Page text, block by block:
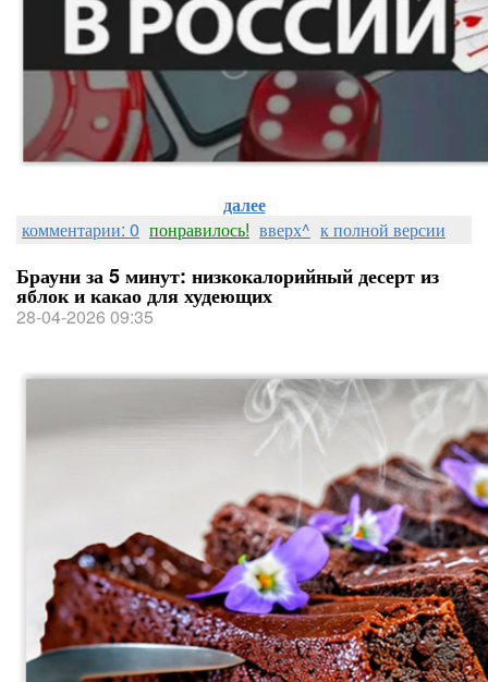
далее
комментарии: 0 понравилось! вверх^ к полной версии
Брауни за 5 минут: низкокалорийный десерт из
яблок и какао для худеющих
28-04-2026 09:35